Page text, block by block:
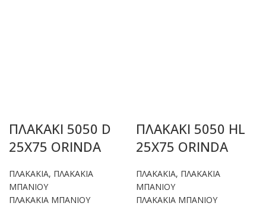
ΠΛΑΚΑΚΙ 5050 D
25X75 ORINDA
ΠΛΑΚΑΚΙΑ, ΠΛΑΚΑΚΙΑ
ΜΠΑΝΙΟΥ
ΠΛΑΚΑΚΙΑ ΜΠΑΝΙΟΥ
ΠΛΑΚΑΚΙ 5050 HL
25X75 ORINDA
ΠΛΑΚΑΚΙΑ, ΠΛΑΚΑΚΙΑ
ΜΠΑΝΙΟΥ
ΠΛΑΚΑΚΙΑ ΜΠΑΝΙΟΥ